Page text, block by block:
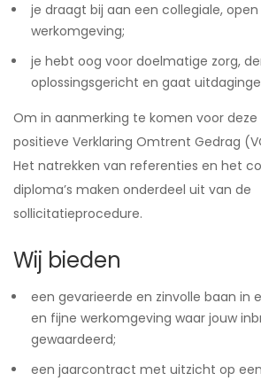
je draagt bij aan een collegiale,
werkomgeving;
je hebt oog voor doelmatige zorg,
oplossingsgericht en gaat
Om in aanmerking te komen voor
positieve Verklaring Omtrent Gedrag
Het natrekken van referenties en het
diploma’s maken onderdeel uit van de
sollicitatieprocedure.
Wij bieden
een gevarieerde en zinvolle baan in
en fijne werkomgeving waar jouw
gewaardeerd;
een jaarcontract met uitzicht op